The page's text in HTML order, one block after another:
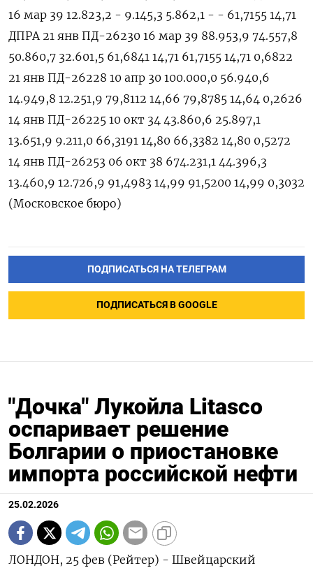
16 мар 39 12.823,2 - 9.145,3 5.862,1 - - 61,7155 14,71
ДПРА 21 янв ПД-26230 16 мар 39 88.953,9 74.557,8
50.860,7 32.601,5 61,6841 14,71 61,7155 14,71 0,6822
21 янв ПД-26228 10 апр ‌30 100.000,0 56.940,6
14.949,8 12.251,9 79,8112 14,66 79,8785 14,64 0,2626
14 янв ПД-26225 10 окт 34 43.860,6 25.897,1
13.651,9 9.211,0 66,3191 14,80 66,3382 14,80 0,5272
14 янв ПД-26253 06 окт 38 674.231,1 44.396,3
13.460,9 12.726,9 91,4983 14,99 91,5200 14,99 0,3032
(Московское бюро)
ПОДПИСАТЬСЯ НА ТЕЛЕГРАМ
ПОДПИСАТЬСЯ В GOOGLE
"Дочка" Лукойла Litasco
оспаривает решение
Болгарии о приостановке
импорта российской нефти
25.02.2026
ЛОНДОН, 25 фев (Рейтер) - Швейцарский